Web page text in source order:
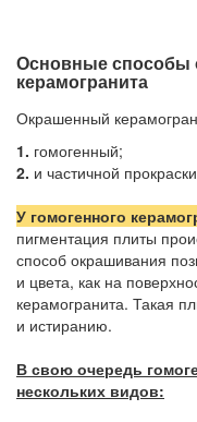
Основные способы
керамогранита
Окрашенный
1. гомогенный;
2. и частичной
У гомогенного
пигментация плиты
способ окрашивания
и цвета, как на
керамогранита. Такая
и истиранию.
В свою очередь
нескольких видов: